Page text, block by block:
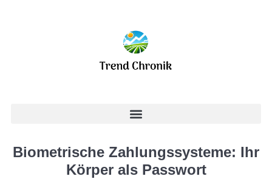
Biometrische Zahlungssysteme: Ihr
Körper als Passwort